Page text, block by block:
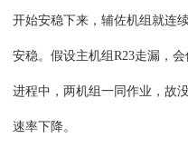
开始安稳下来，辅佐机组就连
安稳。假设主机组R23走漏，
进程中，两机组一同作业，故
速率下降。